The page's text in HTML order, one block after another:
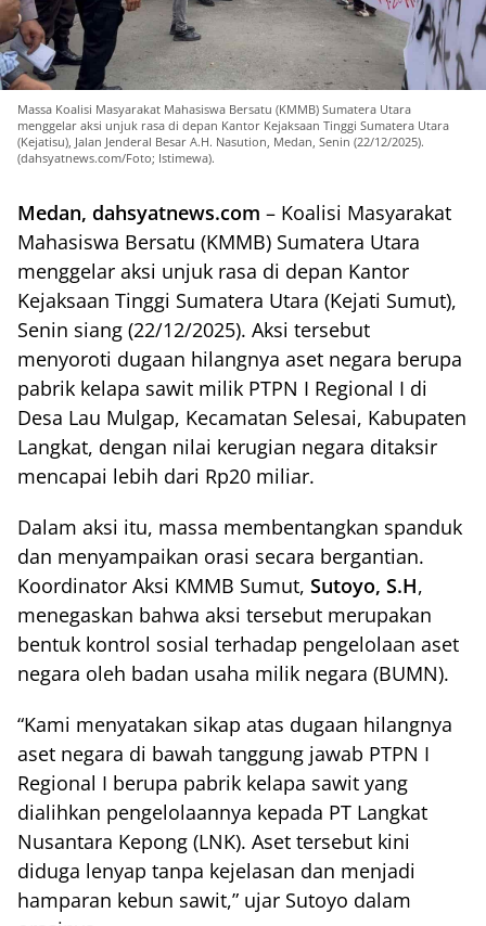
Massa Koalisi Masyarakat Mahasiswa Bersatu (KMMB) Sumatera Utara
menggelar aksi unjuk rasa di depan Kantor Kejaksaan Tinggi Sumatera Utara
(Kejatisu), Jalan Jenderal Besar A.H. Nasution, Medan, Senin (22/12/2025).
(dahsyatnews.com/Foto; Istimewa).
Medan, dahsyatnews.com – Koalisi Masyarakat
Mahasiswa Bersatu (KMMB) Sumatera Utara
menggelar aksi unjuk rasa di depan Kantor
Kejaksaan Tinggi Sumatera Utara (Kejati Sumut),
Senin siang (22/12/2025). Aksi tersebut
menyoroti dugaan hilangnya aset negara berupa
pabrik kelapa sawit milik PTPN I Regional I di
Desa Lau Mulgap, Kecamatan Selesai, Kabupaten
Langkat, dengan nilai kerugian negara ditaksir
mencapai lebih dari Rp20 miliar.
Dalam aksi itu, massa membentangkan spanduk
dan menyampaikan orasi secara bergantian.
Koordinator Aksi KMMB Sumut, Sutoyo, S.H,
menegaskan bahwa aksi tersebut merupakan
bentuk kontrol sosial terhadap pengelolaan aset
negara oleh badan usaha milik negara (BUMN).
“Kami menyatakan sikap atas dugaan hilangnya
aset negara di bawah tanggung jawab PTPN I
Regional I berupa pabrik kelapa sawit yang
dialihkan pengelolaannya kepada PT Langkat
Nusantara Kepong (LNK). Aset tersebut kini
diduga lenyap tanpa kejelasan dan menjadi
hamparan kebun sawit,” ujar Sutoyo dalam